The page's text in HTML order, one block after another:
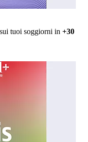
sui tuoi soggiorni in +30